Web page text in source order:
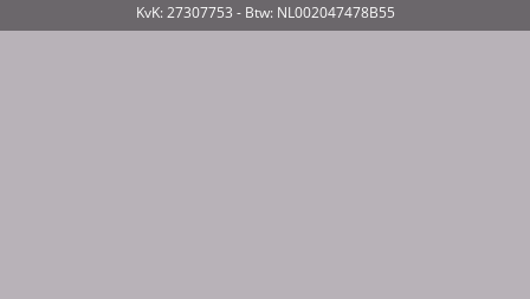
KvK: 27307753 - Btw: NL002047478B55